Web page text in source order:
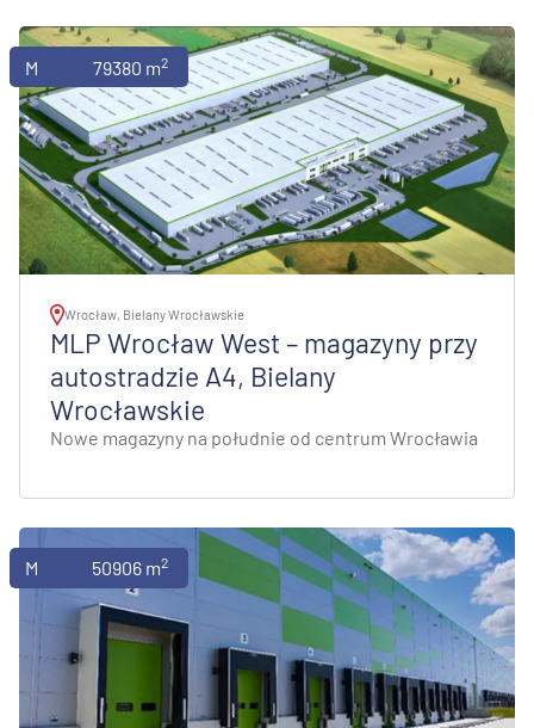
Magazyny79380 m2
Wrocław, Bielany Wrocławskie
MLP Wrocław West – magazyny przy
autostradzie A4, Bielany
Wrocławskie
Nowe magazyny na południe od centrum Wrocławia
Magazyny50906 m2